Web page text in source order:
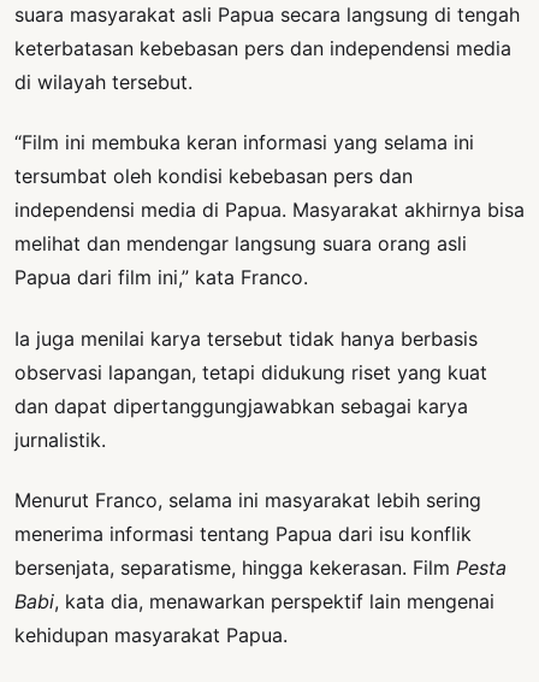
suara masyarakat asli Papua secara langsung di tengah
keterbatasan kebebasan pers dan independensi media
di wilayah tersebut.
“Film ini membuka keran informasi yang selama ini
tersumbat oleh kondisi kebebasan pers dan
independensi media di Papua. Masyarakat akhirnya bisa
melihat dan mendengar langsung suara orang asli
Papua dari film ini,” kata Franco.
Ia juga menilai karya tersebut tidak hanya berbasis
observasi lapangan, tetapi didukung riset yang kuat
dan dapat dipertanggungjawabkan sebagai karya
jurnalistik.
Menurut Franco, selama ini masyarakat lebih sering
menerima informasi tentang Papua dari isu konflik
bersenjata, separatisme, hingga kekerasan. Film Pesta
Babi, kata dia, menawarkan perspektif lain mengenai
kehidupan masyarakat Papua.